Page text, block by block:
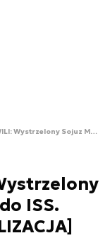
Z OSTATNIEJ CHWILI: Wystrzelony Sojuz MS-10 nie dotarł do ISS. Załoga ocalała [AKTUALIZACJA]
ISS.